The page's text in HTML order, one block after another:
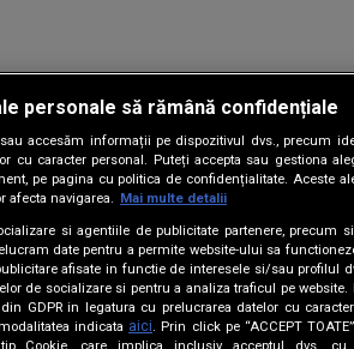
Gestionați preferințele|
personale să rămână confidențiale
accesăm informații pe dispozitivul dvs., precum
cu caracter personal. Puteți accepta sau gestiona
pe pagina cu politica de confidențialitate. Aceste
afecta navigarea. Mai multe detalii
si agentiile de publicitate partenere, precum
date pentru a permite website-ului sa
afisate in functie de interesele si/sau profilul
de socializare si pentru a analiza traficul pe website.
GDPR in legatura cu prelucrarea datelor cu
indicata aici. Prin click pe “ACCEPT
Cookie, care implica inclusiv acceptul dvs. cu